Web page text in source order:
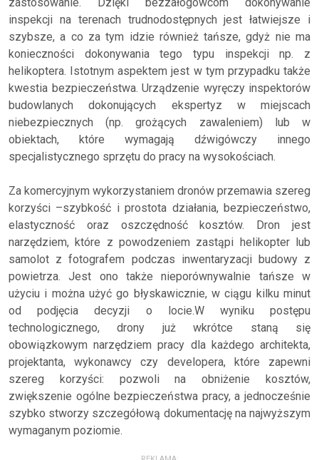
inspekcji na terenach trudnodostępnych jest łatwiejsze i
szybsze, a co za tym idzie również tańsze, gdyż nie ma
konieczności dokonywania tego typu inspekcji np. z
helikoptera. Istotnym aspektem jest w tym przypadku także
kwestia bezpieczeństwa. Urządzenie wyręczy inspektorów
budowlanych dokonujących ekspertyz w miejscach
niebezpiecznych (np. grożących zawaleniem) lub w
obiektach, które wymagają dźwigówczy innego
specjalistycznego sprzętu do pracy na wysokościach.
Za komercyjnym wykorzystaniem dronów przemawia szereg
korzyści –szybkość i prostota działania, bezpieczeństwo,
elastyczność oraz oszczędność kosztów. Dron jest
narzędziem, które z powodzeniem zastąpi helikopter lub
samolot z fotografem podczas inwentaryzacji budowy z
powietrza. Jest ono także nieporównywalnie tańsze w
użyciu i można użyć go błyskawicznie, w ciągu kilku minut
od podjęcia decyzji o locie.W wyniku postępu
technologicznego, drony już wkrótce staną się
obowiązkowym narzędziem pracy dla każdego architekta,
projektanta, wykonawcy czy developera, które zapewni
szereg korzyści: pozwoli na obniżenie kosztów,
zwiększenie ogólne bezpieczeństwa pracy, a jednocześnie
szybko stworzy szczegółową dokumentację na najwyższym
wymaganym poziomie.